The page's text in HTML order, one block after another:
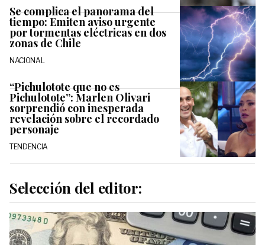
Se complica el panorama del
tiempo: Emiten aviso urgente
por tormentas eléctricas en dos
zonas de Chile
NACIONAL
“Pichulotote que no es
Pichulotote”: Marlen Olivari
sorprendió con inesperada
revelación sobre el recordado
personaje
TENDENCIA
Selección del editor: